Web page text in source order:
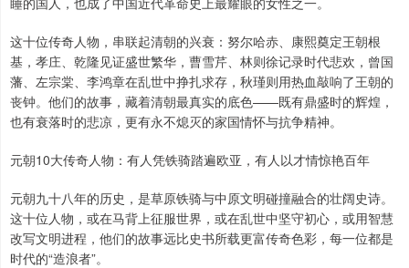
这十位传奇人物，串联起清朝的兴衰：努尔哈赤、康熙奠定王朝根
基，孝庄、乾隆见证盛世繁华，曹雪芹、林则徐记录时代悲欢，曾国
藩、左宗棠、李鸿章在乱世中挣扎求存，秋瑾则用热血敲响了王朝的
丧钟。他们的故事，藏着清朝最真实的底色——既有鼎盛时的辉煌，
也有衰落时的悲凉，更有永不熄灭的家国情怀与抗争精神。
元朝10大传奇人物：有人凭铁骑踏遍欧亚，有人以才情惊艳百年
元朝九十八年的历史，是草原铁骑与中原文明碰撞融合的壮阔史诗。
这十位人物，或在马背上征服世界，或在乱世中坚守初心，或用智慧
改写文明进程，他们的故事远比史书所载更富传奇色彩，每一位都是
时代的“造浪者”。